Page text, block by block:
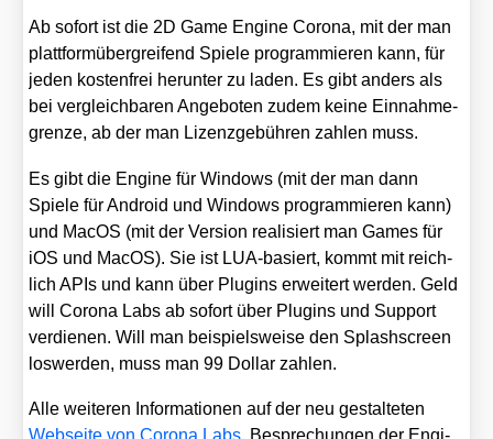
Ab sofort ist die 2D Game Engi­ne Coro­na, mit der man
platt­form­über­grei­fend Spie­le pro­gram­mie­ren kann, für
jeden kos­ten­frei her­un­ter zu laden. Es gibt anders als
bei ver­gleich­ba­ren Ange­bo­ten zudem kei­ne Ein­nah­me­
gren­ze, ab der man Lizenz­ge­büh­ren zah­len muss.
Es gibt die Engi­ne für Win­dows (mit der man dann
Spie­le für Android und Win­dows pro­gram­mie­ren kann)
und MacOS (mit der Ver­si­on rea­li­siert man Games für
iOS und MacOS). Sie ist LUA-basiert, kommt mit reich­
lich APIs und kann über Plug­ins erwei­tert wer­den. Geld
will Coro­na Labs ab sofort über Plug­ins und Sup­port
ver­die­nen. Will man bei­spiels­wei­se den Splash­screen
los­wer­den, muss man 99 Dol­lar zah­len.
Alle wei­te­ren Infor­ma­tio­nen auf der neu gestal­te­ten
Web­sei­te von Coro­na Labs. Bespre­chun­gen der Engi­